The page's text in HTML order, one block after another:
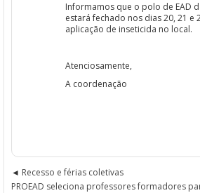
Informamos que o polo de EAD
estará fechado nos dias 20, 21 e
aplicação de inseticida no local.
Atenciosamente,
A coordenação
Recesso e férias coletivas
PROEAD seleciona professores formadores